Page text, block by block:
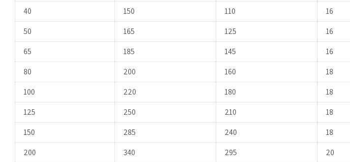
40
150 110 16
50
165 125 16
65
185 145 16
80
200 160 18
100
220 180 18
125
250 210 18
150
285 240 18
200
340 295 20